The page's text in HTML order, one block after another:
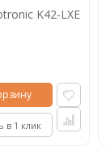
K42-LXE
в 1 клик